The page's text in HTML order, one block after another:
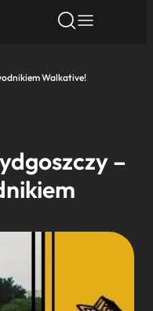
Znajdź
Walkative!
–